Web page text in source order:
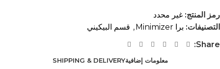
رمز المنتج: غير محدد
التصنيفات: برا Minimizer , قسم البيكيني
Share:
معلومات إضافيةSHIPPING & DELIVERY